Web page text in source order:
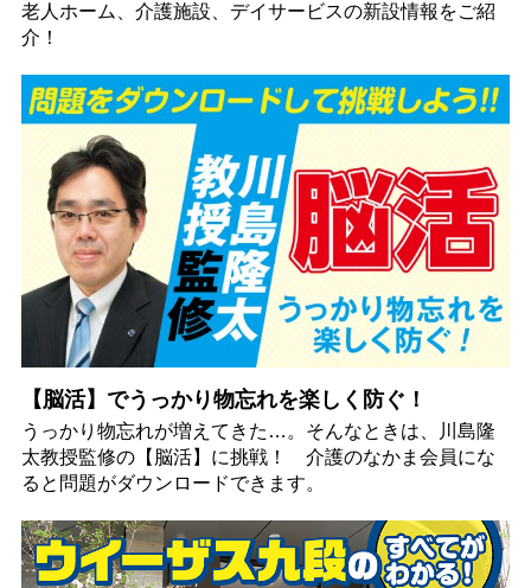
老人ホーム、介護施設、デイサービスの新設情報をご紹
介！
【脳活】でうっかり物忘れを楽しく防ぐ！
うっかり物忘れが増えてきた…。そんなときは、川島隆
太教授監修の【脳活】に挑戦！ 介護のなかま会員にな
ると問題がダウンロードできます。